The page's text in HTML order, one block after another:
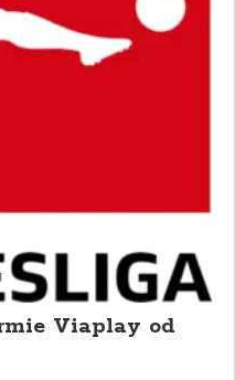
Viaplay od